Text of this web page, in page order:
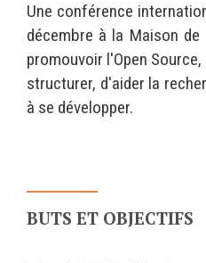
Formations
Gestion de contenu
Mobilité
Webdesign - UX
MÉTHODOLOGIE AGILE
Une conférence
décembre à la Maison
promouvoir l'Open
structurer, d'aider la
à se développer.
BUTS ET OBJECTIFS